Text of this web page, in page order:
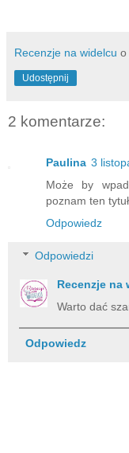
Recenzje na widelcu o
Udostępnij
2 komentarze:
Paulina 3
Może by
poznam ten tytuł
Odpowiedz
Odpowiedzi
Recenzje na
Warto dać
Odpowiedz